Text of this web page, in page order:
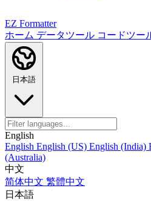
EZ Formatter
ホーム データツール コードツー
日本語
English
English English (US) English (India)
(Australia)
中文
简体中文 繁體中文
日本語